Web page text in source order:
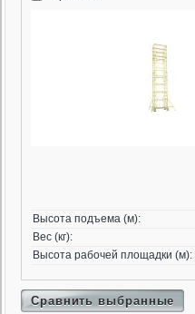
Высота подъема (м):
Вес (кг):
Высота рабочей площадки (м):
Сравнить выбранные